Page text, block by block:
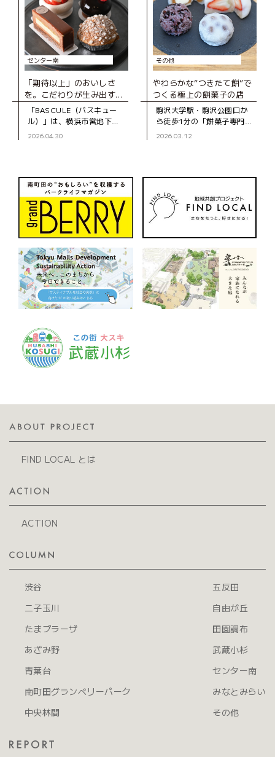
センター南
「期待以上」のおいしさ
を。こだわりが生み出す、
とびきりのスイーツ
「BASCULE（バスキュー
ル）」は、横浜市営地下
鉄・センター南駅から徒歩3
藤さんは、自
2026.04.30
その他
やわらかな“つきたて餅”で
つくる極上の餅菓子の店
駒沢大学駅・駒沢公園口か
ら徒歩1分の「餅菓子専門
KIKYOYA ORII（キキョウ
2026.03.12
FIND LOCAL とは
ACTION
渋谷
二子玉川
たまプラーザ
あざみ野
青葉台
南町田グランベリーパーク
中央林間
五反田
自由が丘
田園調布
武蔵小杉
センター南
みなとみらい
その他